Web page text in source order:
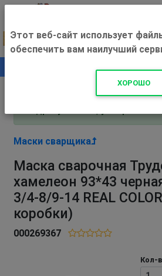
+500 ₽
Внимание! С 3 августа
Маски сварщика
Маска сварочная
хамелеон 93*43
3/4-8/9-14 REAL
коробки)
000269367
Кол-
Этот веб-сайт использует
обеспечить вам наилучший
ХОРОШО